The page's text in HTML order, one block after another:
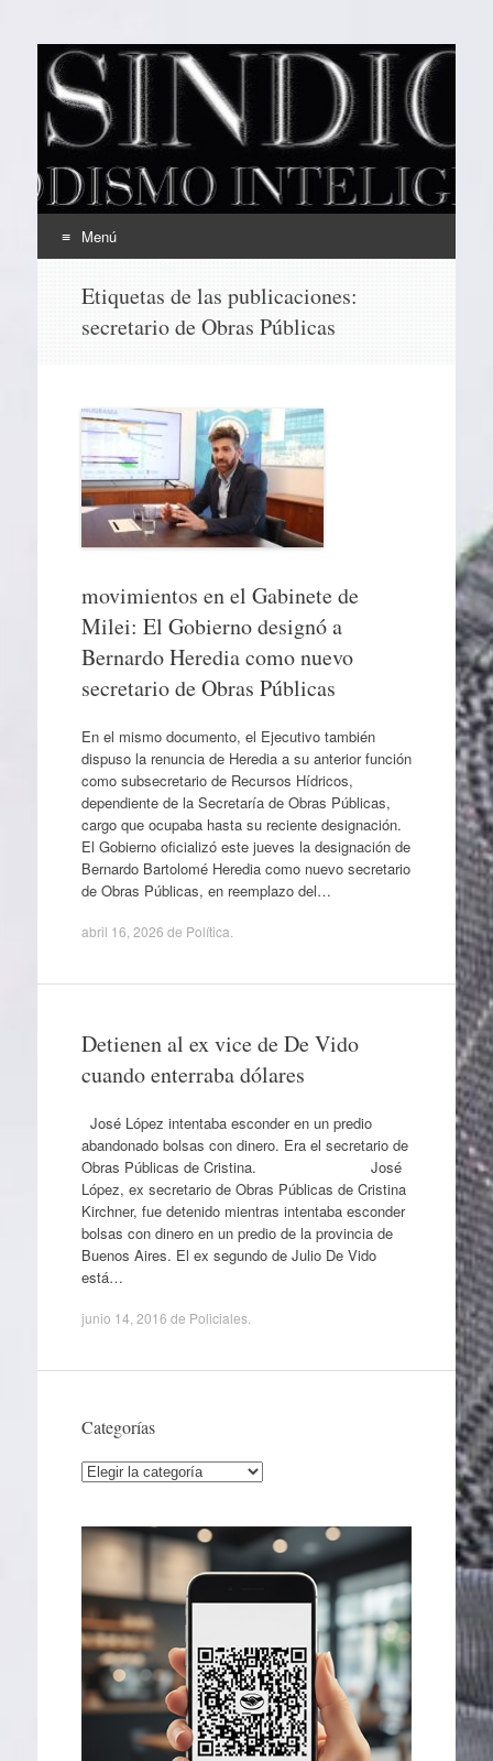
EL SINDICAL
Periodismo Inteligente
Menú
contenido
Etiquetas de las publicaciones:
secretario de Obras Públicas
movimientos en el Gabinete de
Milei: El Gobierno designó a
Bernardo Heredia como nuevo
secretario de Obras Públicas
En el mismo documento, el Ejecutivo también
dispuso la renuncia de Heredia a su anterior función
como subsecretario de Recursos Hídricos,
dependiente de la Secretaría de Obras Públicas,
cargo que ocupaba hasta su reciente designación.
El Gobierno oficializó este jueves la designación de
Bernardo Bartolomé Heredia como nuevo secretario
de Obras Públicas, en reemplazo del…
abril 16, 2026 de Política
Detienen al ex vice de De Vido
cuando enterraba dólares
José López intentaba esconder en un predio
abandonado bolsas con dinero. Era el secretario de
Obras Públicas de Cristina. José
López, ex secretario de Obras Públicas de Cristina
Kirchner, fue detenido mientras intentaba esconder
bolsas con dinero en un predio de la provincia de
Buenos Aires. El ex segundo de Julio De Vido
está…
junio 14, 2016 de Policiales.
Categorías
Categorías